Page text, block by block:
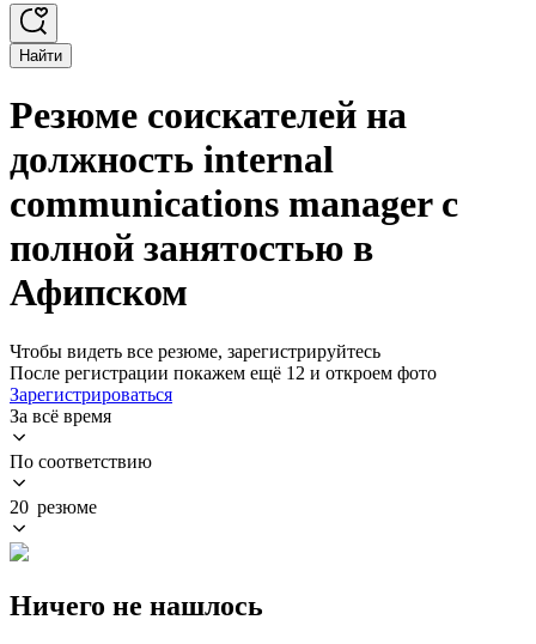
Найти
Резюме соискателей на
должность internal
communications manager с
полной занятостью в
Афипском
Чтобы видеть все резюме, зарегистрируйтесь
После регистрации покажем ещё 12 и откроем фото
Зарегистрироваться
За всё время
По соответствию
20 резюме
Ничего не нашлось